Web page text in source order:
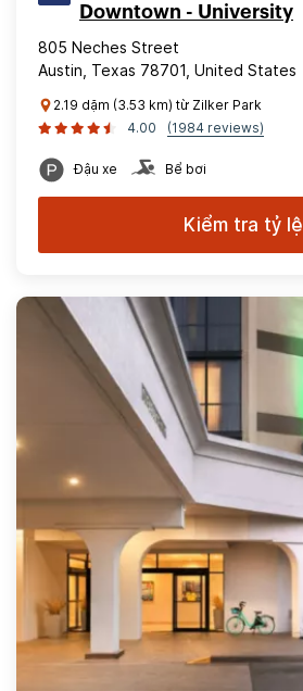
Downtown - University
805 Neches Street
Austin, Texas 78701, United States
2.19 dặm (3.53 km) từ Zilker Park
4.00
(1984 reviews)
Đậu xe Bể bơi
Kiểm tra tỷ lệ